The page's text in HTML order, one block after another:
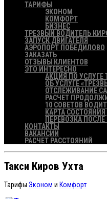
ТАРИФЫ
ЭКОНОМ
КОМФОРТ
БИЗНЕС
ТРЕЗВЫЙ ВОДИТЕЛЬ
ЗАПУСК ДВИГАТЕЛЯ
АЭРОПОРТ ПОБЕДИЛОВО
ЗАКАЗАТЬ
ОТЗЫВЫ КЛИЕНТОВ
ЭТО ИНТЕРЕСНО
АКЦИЯ ПО УСЛУГЕ
ОБ УСЛУГЕ
ОТСЛЕЖИВАНИЕ
РАСЧЕТ
10 СОВЕТОВ
КАРТА
ПЕРЕВОЗКА
КОНТАКТЫ
ВАКАНСИИ
РАСЧЕТ РАССТОЯНИЙ
Такси Киров Ухта
Тарифы Эконом и Комфорт